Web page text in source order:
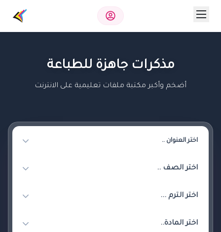
مذكرات جاهزة للطباعة
أضخم وأكبر مكتبة ملفات تعليمية على الانترنت